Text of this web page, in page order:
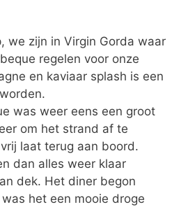
we zijn in Virgin Gorda waar
regelen voor onze
en kaviaar splash is een
was weer eens een groot
om het strand af te
laat terug aan boord.
dan alles weer klaar
dek. Het diner begon
het een mooie droge